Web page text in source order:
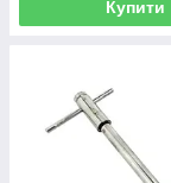
Купити